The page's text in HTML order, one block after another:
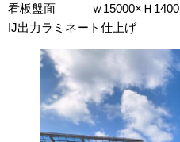
看板盤面 ｗ15000×Ｈ1400
IJ出力ラミネート仕上げ